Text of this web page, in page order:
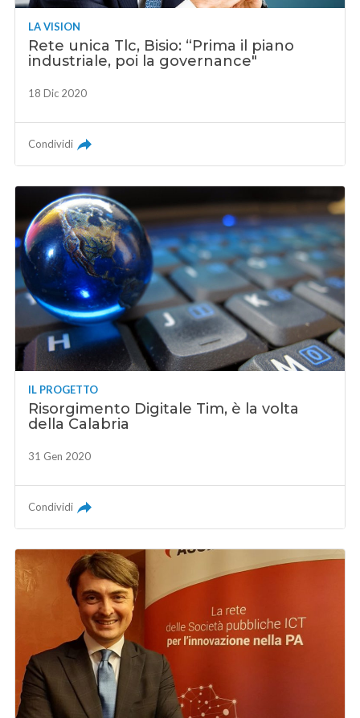
LA VISION
Rete unica Tlc, Bisio: “Prima il piano
industriale, poi la governance"
18 Dic 2020
Condividi
IL PROGETTO
Risorgimento Digitale Tim, è la volta
della Calabria
31 Gen 2020
Condividi